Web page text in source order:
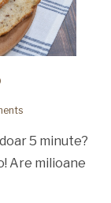
5 minute?
Are milioane